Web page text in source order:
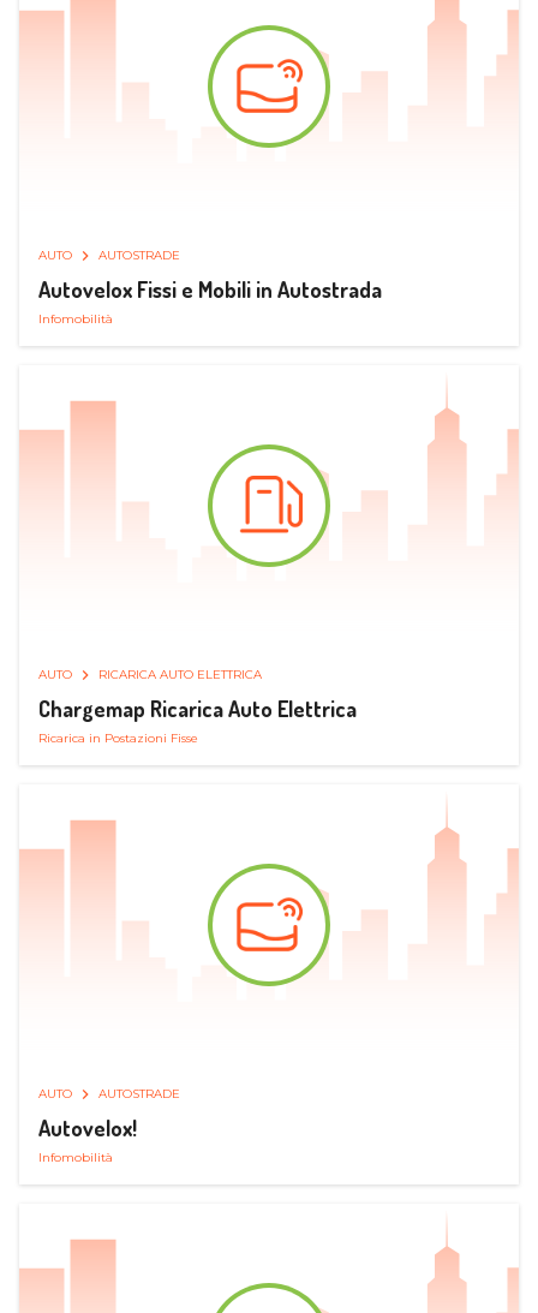
AUTO AUTOSTRADE
Autovelox Fissi e Mobili in Autostrada
Infomobilità
AUTO RICARICA AUTO ELETTRICA
Chargemap Ricarica Auto Elettrica
Ricarica in Postazioni Fisse
AUTO AUTOSTRADE
Autovelox!
Infomobilità